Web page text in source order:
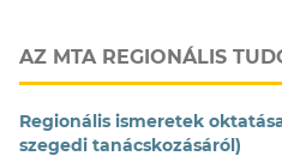
AZ MTA REGIONÁLIS
Regionális ismeretek
szegedi tanácskozásáról)